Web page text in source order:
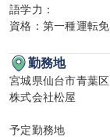
語学力：
資格：第一種運転
勤務地
宮城県仙台市青葉
株式会社松屋
予定勤務地